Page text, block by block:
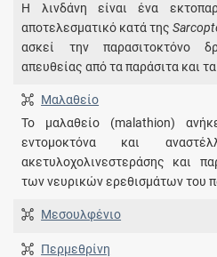
Η λινδάνη είναι ένα
αποτελεσματικό κατά της
ασκεί την παρασιτοκτόνο
απευθείας από τα παράσιτα και
Μαλαθείο
Το μαλαθείο (malathion)
εντομοκτόνα και
ακετυλοχολινεστεράσης και
των νευρικών ερεθισμάτων του
Μεσουλφένιο
Περμεθρίνη